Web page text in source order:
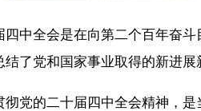
全会是在向第二个百年奋斗
了党和国家事业取得的新进
的二十届四中全会精神，是